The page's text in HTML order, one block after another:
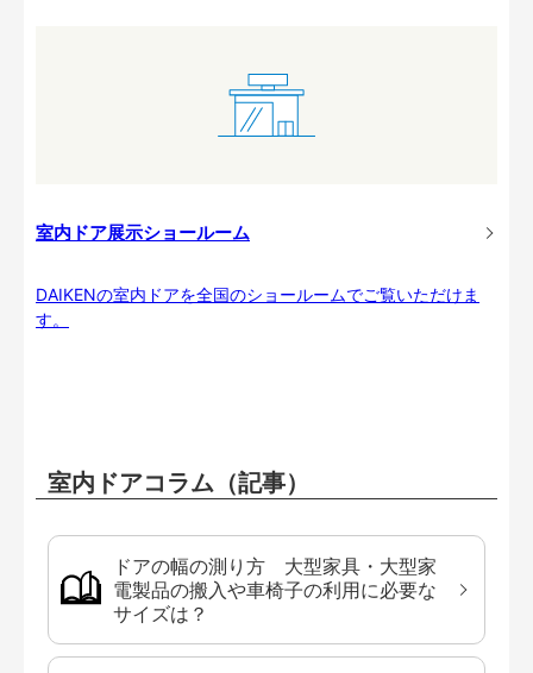
室内ドア展示ショールーム
DAIKENの室内ドアを全国のショールームでご覧いただけま
す。
室内ドアコラム（記事）
ドアの幅の測り方 大型家具・大型家
電製品の搬入や車椅子の利用に必要な
サイズは？